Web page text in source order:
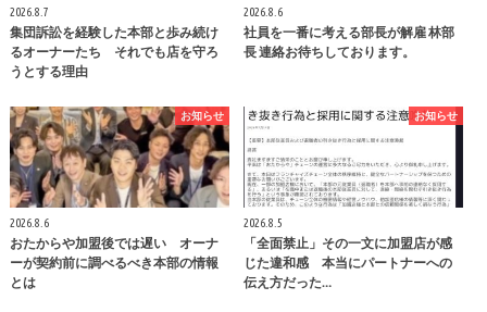
2026.8.7
集団訴訟を経験した本部と歩み続け
るオーナーたち それでも店を守ろ
うとする理由
2026.8.6
社員を一番に考える部長が解雇 林部
長 連絡お待ちしております。
お知らせ
2026.8.6
おたからや加盟後では遅い オーナ
ーが契約前に調べるべき本部の情報
とは
お知らせ
2026.8.5
「全面禁止」その一文に加盟店が感
じた違和感 本当にパートナーへの
伝え方だった…